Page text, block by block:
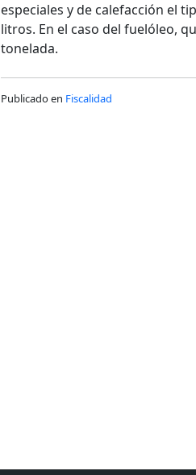
especiales y de calefacción el
litros. En el caso del fuelóleo,
tonelada.
Publicado en Fiscalidad